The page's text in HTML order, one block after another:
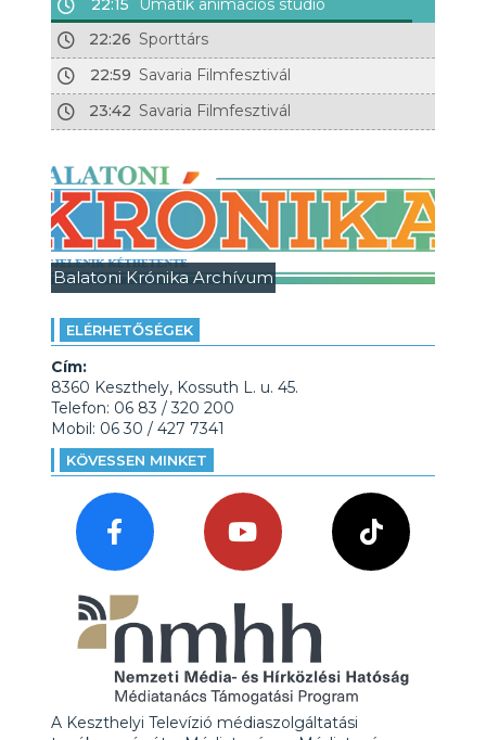
22:15
Umatik animációs stúdió
22:26 Sporttárs
22:59 Savaria Filmfesztivál
23:42 Savaria Filmfesztivál
Balatoni Krónika Archívum
ELÉRHETŐSÉGEK
Cím:
8360 Keszthely, Kossuth L. u. 45.
Telefon: 06 83 / 320 200
Mobil: 06 30 / 427 7341
KÖVESSEN MINKET
A Keszthelyi Televízió médiaszolgáltatási